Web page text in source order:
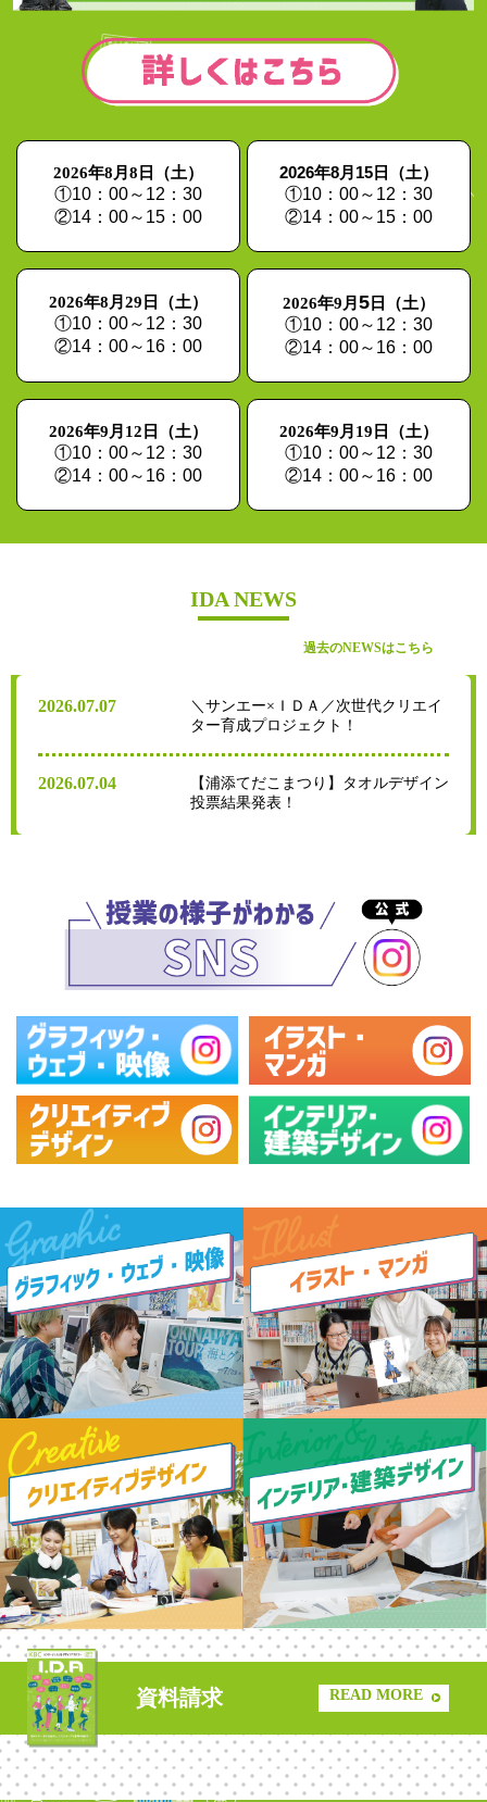
2026年8月8日（土）
①10：00～12：30
②14：00～15：00
2026年8月15日（土）
①10：00～12：30
②14：00～15：00
2026年8月29日（土）
①10：00～12：30
②14：00～16：00
2026年9月 5 日（土）
①10：00～12：30
②14：00～16：00
2026年9月12日（土）
①10：00～12：30
②14：00～16：00
2026年9月19日（土）
①10：00～12：30
②14：00～16：00
IDA NEWS
過去のNEWSはこちら
2026.07.07
＼サンエー×ＩＤＡ／次世代クリエイ
ター育成プロジェクト！
2026.07.04
【浦添てだこまつり】タオルデザイン
投票結果発表！
資料請求 READ MORE